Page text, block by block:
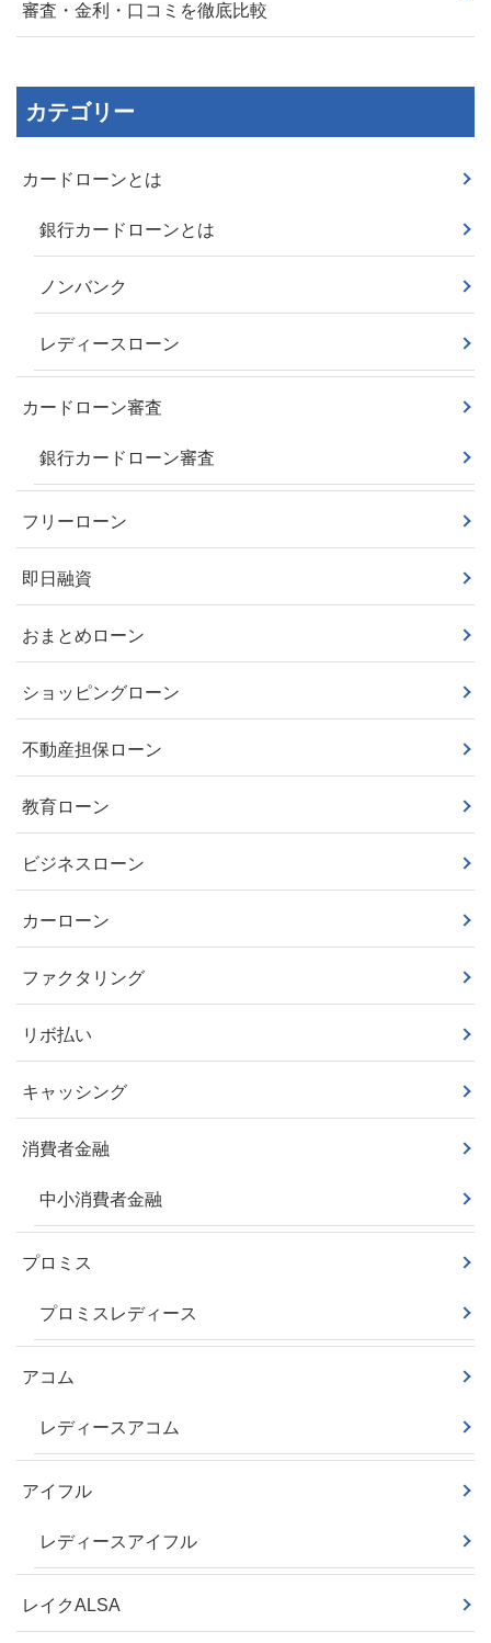
審査・金利・口コミを徹底比較
カテゴリー
カードローンとは
銀行カードローンとは
ノンバンク
レディースローン
カードローン審査
銀行カードローン審査
フリーローン
即日融資
おまとめローン
ショッピングローン
不動産担保ローン
教育ローン
ビジネスローン
カーローン
ファクタリング
リボ払い
キャッシング
消費者金融
中小消費者金融
プロミス
プロミスレディース
アコム
レディースアコム
アイフル
レディースアイフル
レイクALSA